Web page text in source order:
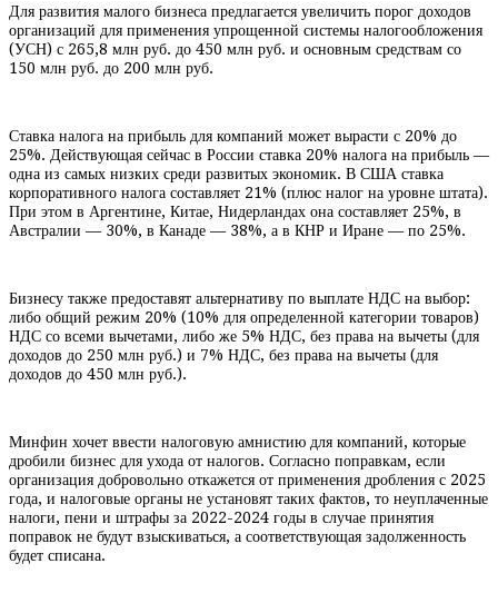
Для развития малого бизнеса предлагается увеличить порог доходов
организаций для применения упрощенной системы налогообложения
(УСН) с 265,8 млн руб. до 450 млн руб. и основным средствам со
150 млн руб. до 200 млн руб.
Ставка налога на прибыль для компаний может вырасти с 20% до
25%. Действующая сейчас в России ставка 20% налога на прибыль —
одна из самых низких среди развитых экономик. В США ставка
корпоративного налога составляет 21% (плюс налог на уровне штата).
При этом в Аргентине, Китае, Нидерландах она составляет 25%, в
Австралии — 30%, в Канаде — 38%, а в КНР и Иране — по 25%.
Бизнесу также предоставят альтернативу по выплате НДС на выбор:
либо общий режим 20% (10% для определенной категории товаров)
НДС со всеми вычетами, либо же 5% НДС, без права на вычеты (для
доходов до 250 млн руб.) и 7% НДС, без права на вычеты (для
доходов до 450 млн руб.).
Минфин хочет ввести налоговую амнистию для компаний, которые
дробили бизнес для ухода от налогов. Согласно поправкам, если
организация добровольно откажется от применения дробления с 2025
года, и налоговые органы не установят таких фактов, то неуплаченные
налоги, пени и штрафы за 2022-2024 годы в случае принятия
поправок не будут взыскиваться, а соответствующая задолженность
будет списана.